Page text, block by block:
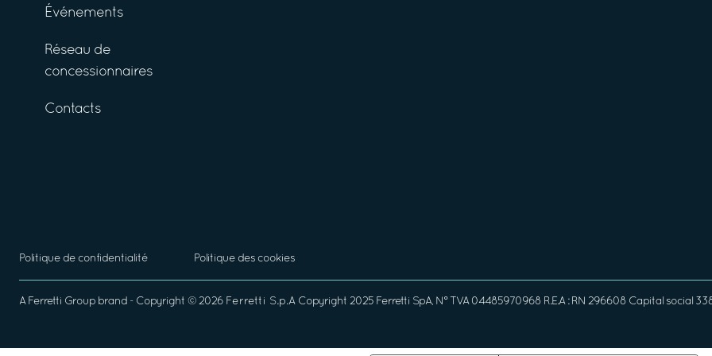
Événements
Réseau de
concessionnaires
Contacts
Politique de confidentialité Politique des cookies
A Ferretti Group brand - Copyright © 2026 Ferretti S.p.A Copyright 2025 Ferretti SpA, N° TVA 04485970968 R.E.A : RN 296608 Capital social